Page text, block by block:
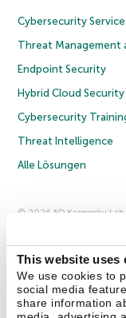
This website uses
We use cookies to
social media
share information
Cybersecurity
Threat Management
Endpoint Security
Hybrid Cloud Security
Cybersecurity
Threat Intelligence
Alle Lösungen
© 2026 AO Kaspersky
Anmeldung zum
Kontakt Über uns
Pressemitteilungen